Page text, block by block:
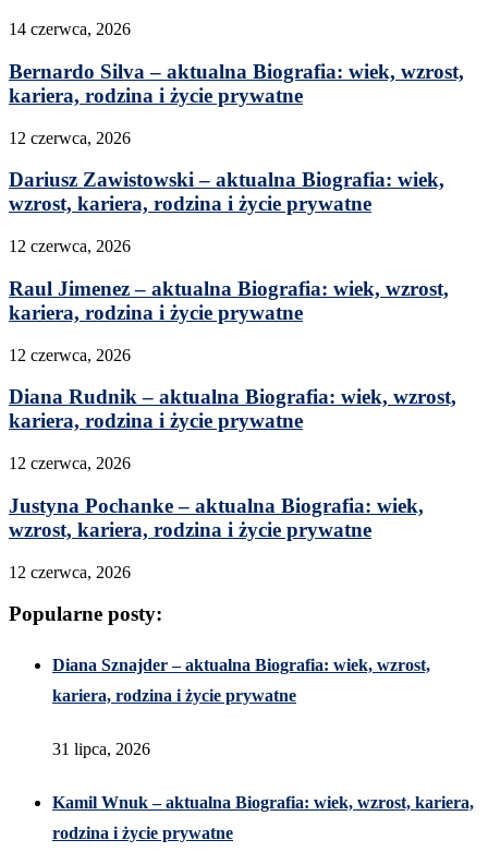
14 czerwca, 2026
Bernardo Silva – aktualna Biografia: wiek, wzrost,
kariera, rodzina i życie prywatne
12 czerwca, 2026
Dariusz Zawistowski – aktualna Biografia: wiek,
wzrost, kariera, rodzina i życie prywatne
12 czerwca, 2026
Raul Jimenez – aktualna Biografia: wiek, wzrost,
kariera, rodzina i życie prywatne
12 czerwca, 2026
Diana Rudnik – aktualna Biografia: wiek, wzrost,
kariera, rodzina i życie prywatne
12 czerwca, 2026
Justyna Pochanke – aktualna Biografia: wiek,
wzrost, kariera, rodzina i życie prywatne
12 czerwca, 2026
Popularne posty:
Diana Sznajder – aktualna Biografia: wiek, wzrost,
kariera, rodzina i życie prywatne
31 lipca, 2026
Kamil Wnuk – aktualna Biografia: wiek, wzrost, kariera,
rodzina i życie prywatne